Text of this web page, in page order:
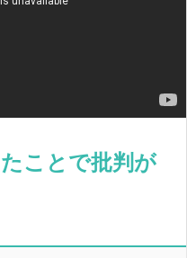
ことで批判が